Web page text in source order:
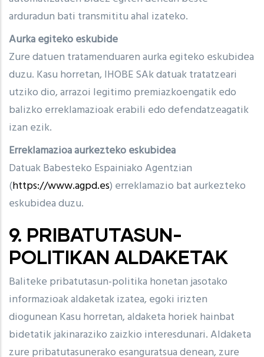
arduradun bati transmititu ahal izateko.
Aurka egiteko eskubide
Zure datuen tratamenduaren aurka egiteko eskubidea
duzu. Kasu horretan, IHOBE SAk datuak tratatzeari
utziko dio, arrazoi legitimo premiazkoengatik edo
balizko erreklamazioak erabili edo defendatzeagatik
izan ezik.
Erreklamazioa aurkezteko eskubidea
Datuak Babesteko Espainiako Agentzian
(https://www.agpd.es) erreklamazio bat aurkezteko
eskubidea duzu.
9. PRIBATUTASUN-
POLITIKAN ALDAKETAK
Baliteke pribatutasun-politika honetan jasotako
informazioak aldaketak izatea, egoki irizten
diogunean Kasu horretan, aldaketa horiek hainbat
bidetatik jakinaraziko zaizkio interesdunari. Aldaketa
zure pribatutasunerako esanguratsua denean, zure